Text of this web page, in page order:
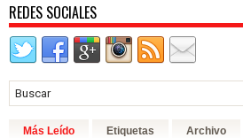
REDES SOCIALES
Más Leído Etiquetas Archivo